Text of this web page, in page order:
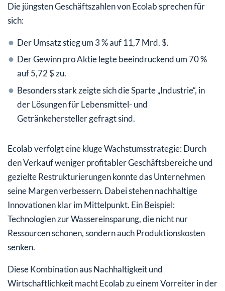
Die jüngsten Geschäftszahlen von Ecolab sprechen für
sich:
Der Umsatz stieg um 3 % auf 11,7 Mrd. $.
Der Gewinn pro Aktie legte beeindruckend um 70 %
auf 5,72 $ zu.
Besonders stark zeigte sich die Sparte „Industrie“, in
der Lösungen für Lebensmittel- und
Getränkehersteller gefragt sind.
Ecolab verfolgt eine kluge Wachstumsstrategie: Durch
den Verkauf weniger profitabler Geschäftsbereiche und
gezielte Restrukturierungen konnte das Unternehmen
seine Margen verbessern. Dabei stehen nachhaltige
Innovationen klar im Mittelpunkt. Ein Beispiel:
Technologien zur Wassereinsparung, die nicht nur
Ressourcen schonen, sondern auch Produktionskosten
senken.
Diese Kombination aus Nachhaltigkeit und
Wirtschaftlichkeit macht Ecolab zu einem Vorreiter in der